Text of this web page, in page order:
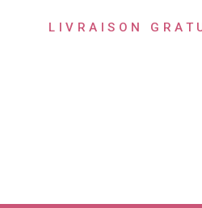
LIVRAISON